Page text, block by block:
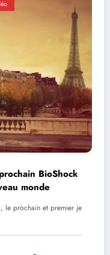
BioShock
monde
le prochain et premier je